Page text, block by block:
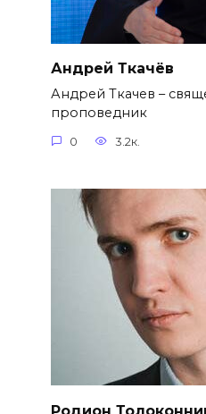
Андрей Ткачёв
Андрей Ткачев –
проповедник
0 3.2к.
Родион